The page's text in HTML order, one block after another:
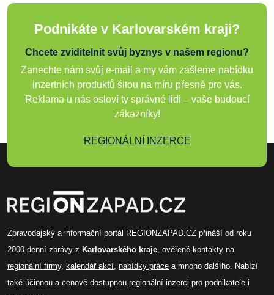
Podnikáte v Karlovarském kraji?
Chcete zviditelnit svůj byznys v našem regionu?
Zanechte nám svůj e-mail a my vám zašleme nabídku
inzertních produktů šitou na míru přesně pro vás.
Reklama u nás osloví ty správné lidi – vaše budoucí
zákazníky!
REGIONÁLNÍ INZERCE
Zpravodajský a informační portál REGIONZAPAD.CZ přináší od roku
2000 denní zprávy z Karlovarského kraje, ověřené kontakty na
regionální firmy, kalendář akcí, nabídky práce a mnoho dalšího. Nabízí
také účinnou a cenově dostupnou regionální inzerci pro podnikatele i